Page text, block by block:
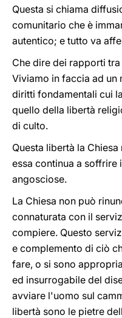
Questa si chiama
comunitario che è
autentico; e tutto va
Che dire dei rapporti
Viviamo in faccia ad
diritti fondamentali cui
quello della libertà
di culto.
Questa libertà la
essa continua a soffrire
angosciose.
La Chiesa non può
connaturata con il
compiere. Questo
e complemento di ciò
fare, o si sono
ed insurrogabile del
avviare l'uomo sul
libertà sono le pietre